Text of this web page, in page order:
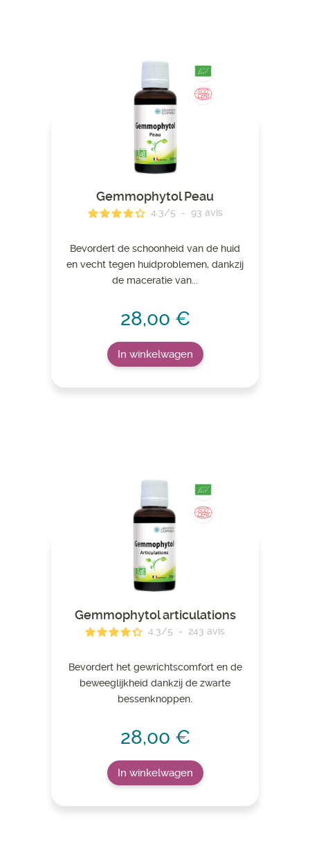
Gemmophytol Peau
4.3/5 - 93 avis
Bevordert de schoonheid van de huid
en vecht tegen huidproblemen, dankzij
de maceratie van...
28,00 €
In winkelwagen
Gemmophytol articulations
4.3/5 - 243 avis
Bevordert het gewrichtscomfort en de
beweeglijkheid dankzij de zwarte
bessenknoppen.
28,00 €
In winkelwagen